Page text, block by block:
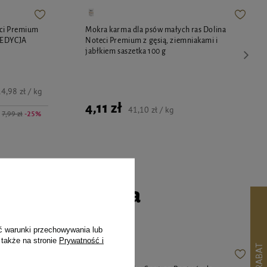
Premium
7,99 zł -25%
zł / kg
Mokra karma dla psów małych ras Dolina
Noteci Premium z gęsią, ziemniakami i
jabłkiem saszetka 100 g
4,11 zł 41,10 zł / kg
czworonoga
warunki przechowywania lub
na stronie Prywatność i